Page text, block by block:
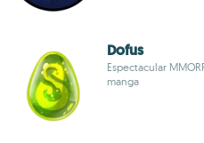
Dofus
Espectacular
manga